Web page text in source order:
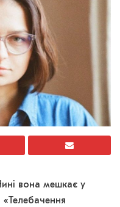
вона мешкає у
«Телебачення